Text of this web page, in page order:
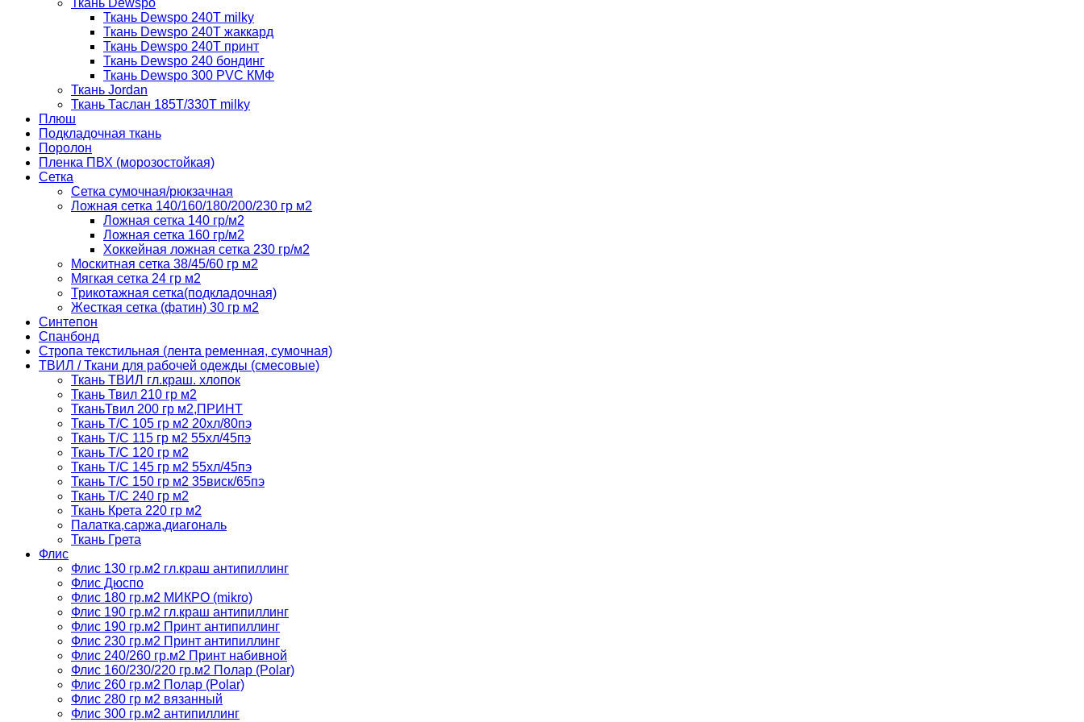
Ткань Dewspo
Ткань Dewspo 240Т milky
Ткань Dewspo 240T жаккард
Ткань Dewspo 240Т принт
Ткань Dewspo 240 бондинг
Ткань Dewspo 300 PVC КМФ
Ткань Jordan
Ткань Таслан 185T/330T milky
Плюш
Подкладочная ткань
Поролон
Пленка ПВХ (морозостойкая)
Сетка
Сетка сумочная/рюкзачная
Ложная сетка 140/160/180/200/230 гр м2
Ложная сетка 140 гр/м2
Ложная сетка 160 гр/м2
Хоккейная ложная сетка 230 гр/м2
Москитная сетка 38/45/60 гр м2
Мягкая сетка 24 гр м2
Трикотажная сетка(подкладочная)
Жесткая сетка (фатин) 30 гр м2
Синтепон
Спанбонд
Стропа текстильная (лента ременная, сумочная)
ТВИЛ / Ткани для рабочей одежды (смесовые)
Ткань ТВИЛ гл.краш. хлопок
Ткань Твил 210 гр м2
ТканьТвил 200 гр м2,ПРИНТ
Ткань Т/C 105 гр м2 20хл/80пэ
Ткань Т/C 115 гр м2 55хл/45пэ
Ткань Т/C 120 гр м2
Ткань Т/C 145 гр м2 55хл/45пэ
Ткань Т/C 150 гр м2 35виск/65пэ
Ткань Т/C 240 гр м2
Ткань Крета 220 гр м2
Палатка,саржа,диагональ
Ткань Грета
Флис
Флис 130 гр.м2 гл.краш антипиллинг
Флис Дюспо
Флис 180 гр.м2 МИКРО (mikro)
Флис 190 гр.м2 гл.краш антипиллинг
Флис 190 гр.м2 Принт антипиллинг
Флис 230 гр.м2 Принт антипиллинг
Флис 240/260 гр.м2 Принт набивной
Флис 160/230/220 гр.м2 Полар (Polar)
Флис 260 гр.м2 Полар (Polar)
Флис 280 гр м2 вязанный
Флис 300 гр.м2 антипиллинг